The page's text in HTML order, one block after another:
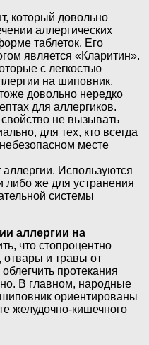
который довольно
аллергических
таблеток. Его
является «Кларитин».
с легкостью
на шиповник.
довольно нередко
для аллергиков.
не вызывать
для тех, кто всегда
месте
Используются
либо же для устранения
системы
аллергии на
что стопроцентно
отвары и травы от
протекания
В главном, народные
ориентированы
желудочно-кишечного